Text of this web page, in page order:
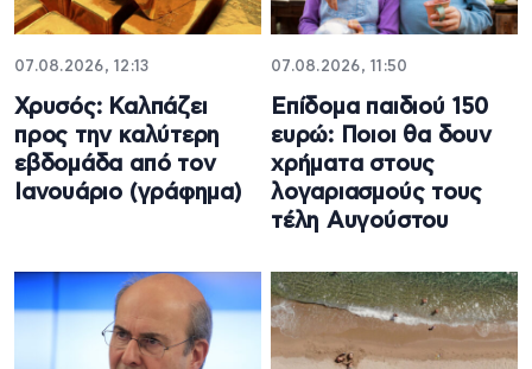
07.08.2026, 12:13
Χρυσός: Καλπάζει
προς την καλύτερη
εβδομάδα από τον
Ιανουάριο (γράφημα)
07.08.2026, 11:50
Επίδομα παιδιού 150
ευρώ: Ποιοι θα δουν
χρήματα στους
λογαριασμούς τους
τέλη Αυγούστου